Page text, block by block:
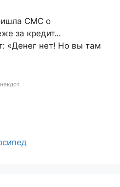
СМС о
за кредит…
«Денег нет! Но вы там